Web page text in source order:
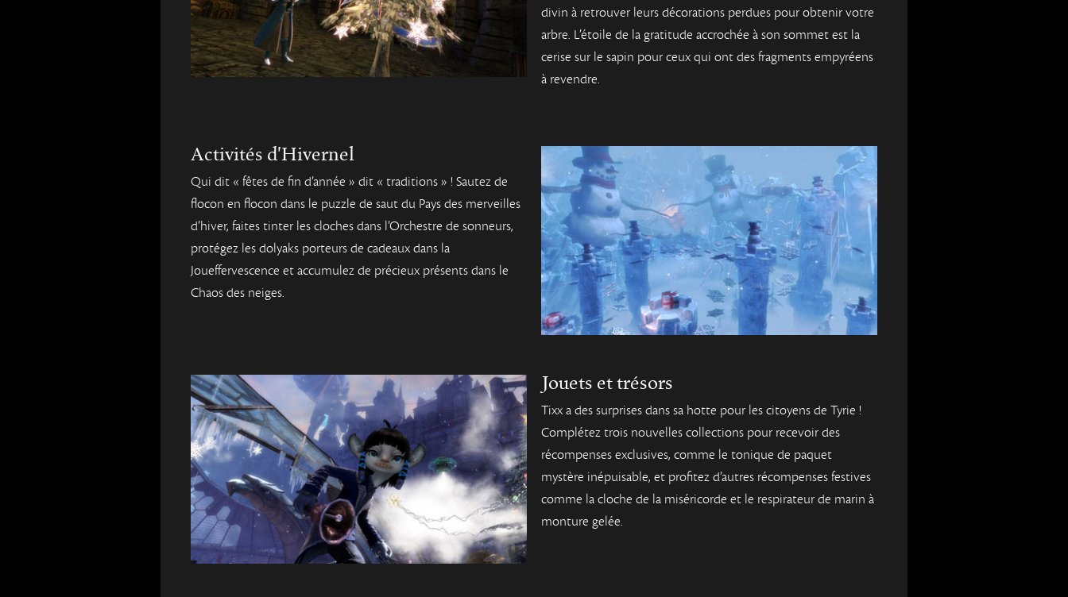
divin à retrouver leurs décorations perdues pour obtenir votre
arbre. L’étoile de la gratitude accrochée à son sommet est la
cerise sur le sapin pour ceux qui ont des fragments empyréens
à revendre.
Activités d'Hivernel
Qui dit « fêtes de fin d’année » dit « traditions » ! Sautez de
flocon en flocon dans le puzzle de saut du Pays des merveilles
d’hiver, faites tinter les cloches dans l’Orchestre de sonneurs,
protégez les dolyaks porteurs de cadeaux dans la
Joueffervescence et accumulez de précieux présents dans le
Chaos des neiges.
Jouets et trésors
Tixx a des surprises dans sa hotte pour les citoyens de Tyrie !
Complétez trois nouvelles collections pour recevoir des
récompenses exclusives, comme le tonique de paquet
mystère inépuisable, et profitez d’autres récompenses festives
comme la cloche de la miséricorde et le respirateur de marin à
monture gelée.